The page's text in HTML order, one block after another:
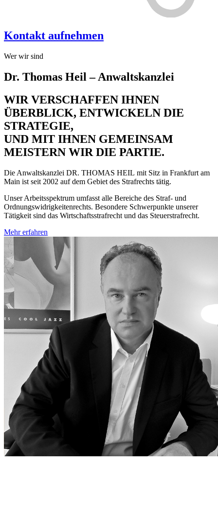
Kontakt aufnehmen
Wer wir sind
Dr. Thomas Heil – Anwaltskanzlei
WIR VERSCHAFFEN IHNEN
ÜBERBLICK, ENTWICKELN DIE
STRATEGIE,
UND MIT IHNEN GEMEINSAM
MEISTERN WIR DIE PARTIE.
Die Anwaltskanzlei DR. THOMAS HEIL mit Sitz in Frankfurt am
Main ist seit 2002 auf dem Gebiet des Strafrechts tätig.
Unser Arbeitsspektrum umfasst alle Bereiche des Straf- und
Ordnungswidrigkeitenrechts. Besondere Schwerpunkte unserer
Tätigkeit sind das Wirtschaftsstrafrecht und das Steuerstrafrecht.
Mehr erfahren